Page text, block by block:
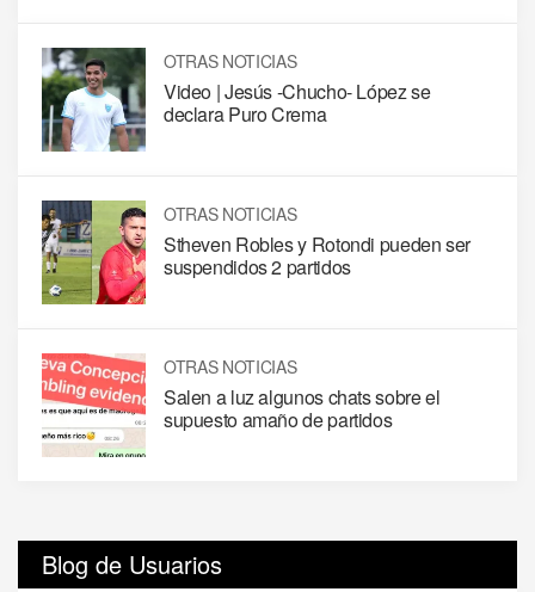
OTRAS NOTICIAS
Video | Jesús -Chucho- López se
declara Puro Crema
OTRAS NOTICIAS
Stheven Robles y Rotondi pueden ser
suspendidos 2 partidos
OTRAS NOTICIAS
Salen a luz algunos chats sobre el
supuesto amaño de partidos
Blog de Usuarios